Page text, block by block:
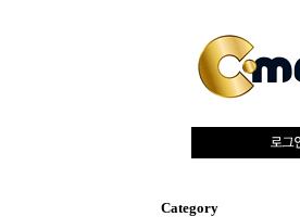
Category